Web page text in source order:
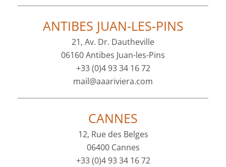
ANTIBES JUAN-LES-PINS
21, Av. Dr. Dautheville
06160 Antibes Juan-les-Pins
+33 (0)4 93 34 16 72
mail@aaariviera.com
CANNES
12, Rue des Belges
06400 Cannes
+33 (0)4 93 34 16 72